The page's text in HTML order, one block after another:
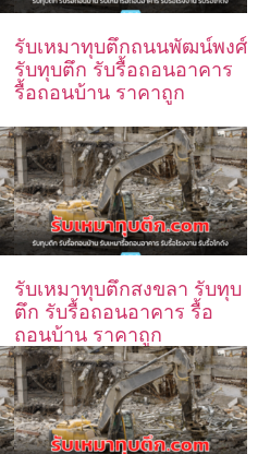
รับเหมาทุบตึกถนนพัฒน์พงศ์
รับทุบตึก รับรื้อถอนอาคาร
รื้อถอนบ้าน ราคาถูก
รับเหมาทุบตึกสงขลา รับทุบ
ตึก รับรื้อถอนอาคาร รื้อ
ถอนบ้าน ราคาถูก